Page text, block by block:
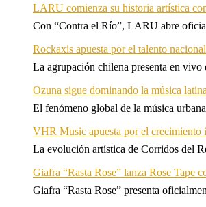
LARU comienza su historia artística
Con “Contra el Río”, LARU abre
Rockaxis apuesta por el talento
La agrupación chilena presenta en
Ozuna sigue dominando la música
El fenómeno global de la música
VHR Music apuesta por el crecimiento
La evolución artística de Corridos del
Giafra “Rasta Rose” lanza Rose Tape
Giafra “Rasta Rose” presenta